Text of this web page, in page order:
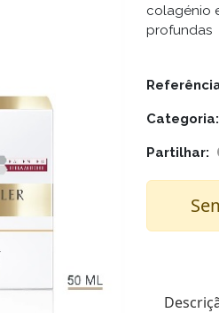
colagénio
profundas
Categoria:
Partilhar: